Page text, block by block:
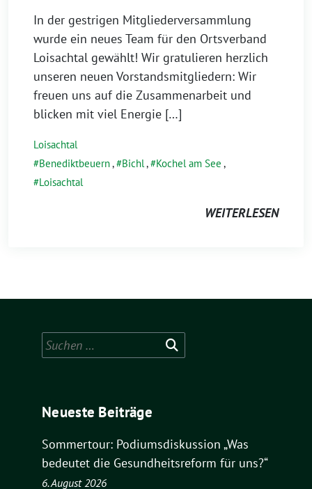
In der gestrigen Mitgliederversammlung
wurde ein neues Team für den Ortsverband
Loisachtal gewählt! Wir gratulieren herzlich
unseren neuen Vorstandsmitgliedern: Wir
freuen uns auf die Zusammenarbeit und
blicken mit viel Energie […]
Loisachtal
Benediktbeuern, Bichl, Kochel am See ,
Loisachtal
WEITERLESEN
Suchen
nach:
Neueste Beiträge
Sommertour: Podiumsdiskussion „Was
bedeutet die Gesundheitsreform für uns?“
6. August 2026